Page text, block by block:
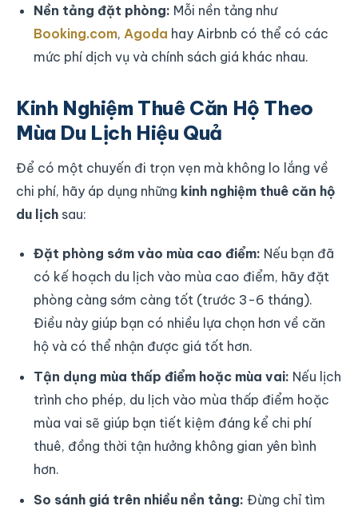
Nền tảng đặt phòng: Mỗi nền tảng như
Booking.com, Agoda hay Airbnb có thể có các
mức phí dịch vụ và chính sách giá khác nhau.
Kinh Nghiệm Thuê Căn Hộ Theo
Mùa Du Lịch Hiệu Quả
Để có một chuyến đi trọn vẹn mà không lo lắng về
chi phí, hãy áp dụng những kinh nghiệm thuê căn hộ
du lịch sau:
Đặt phòng sớm vào mùa cao điểm: Nếu bạn đã
có kế hoạch du lịch vào mùa cao điểm, hãy đặt
phòng càng sớm càng tốt (trước 3-6 tháng).
Điều này giúp bạn có nhiều lựa chọn hơn về căn
hộ và có thể nhận được giá tốt hơn.
Tận dụng mùa thấp điểm hoặc mùa vai: Nếu lịch
trình cho phép, du lịch vào mùa thấp điểm hoặc
mùa vai sẽ giúp bạn tiết kiệm đáng kể chi phí
thuê, đồng thời tận hưởng không gian yên bình
hơn.
So sánh giá trên nhiều nền tảng: Đừng chỉ tìm